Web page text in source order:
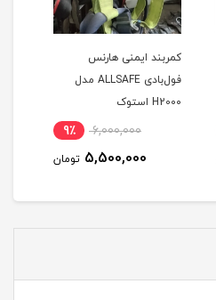
کمربند ایمنی هارنس
فول‌بادی ALLSAFE مدل
H2000 استوک
6,000,000 9٪
5,500,000 تومان